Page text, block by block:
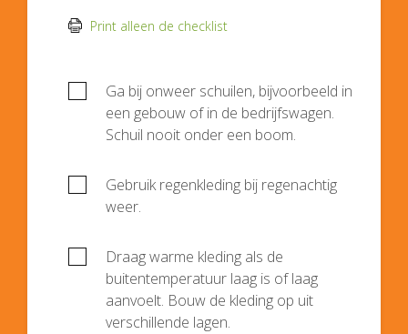
Print alleen de checklist
Ga bij onweer schuilen, bijvoorbeeld in
een gebouw of in de bedrijfswagen.
Schuil nooit onder een boom.
Gebruik regenkleding bij regenachtig
weer.
Draag warme kleding als de
buitentemperatuur laag is of laag
aanvoelt. Bouw de kleding op uit
verschillende lagen.